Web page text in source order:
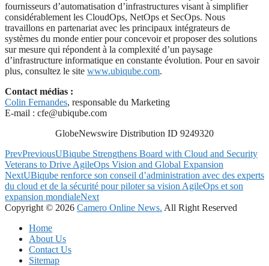
fournisseurs d’automatisation d’infrastructures visant à simplifier
considérablement les CloudOps, NetOps et SecOps. Nous
travaillons en partenariat avec les principaux intégrateurs de
systèmes du monde entier pour concevoir et proposer des solutions
sur mesure qui répondent à la complexité d’un paysage
d’infrastructure informatique en constante évolution. Pour en savoir
plus, consultez le site www.ubiqube.com.
Contact médias :
Colin Fernandes, responsable du Marketing
E-mail : cfe@ubiqube.com
GlobeNewswire Distribution ID 9249320
PrevPreviousUBiqube Strengthens Board with Cloud and Security
Veterans to Drive AgileOps Vision and Global Expansion
NextUBiqube renforce son conseil d’administration avec des experts
du cloud et de la sécurité pour piloter sa vision AgileOps et son
expansion mondialeNext
Copyright © 2026 Camero Online News. All Right Reserved
Home
About Us
Contact Us
Sitemap